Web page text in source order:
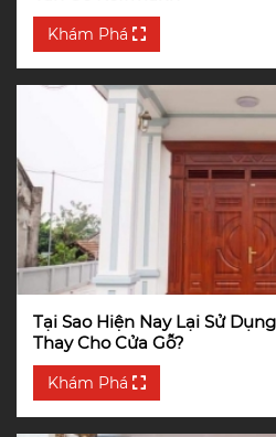
Khám Phá
Tại Sao Hiện Nay Lại Sử
Thay Cho Cửa Gỗ?
Khám Phá